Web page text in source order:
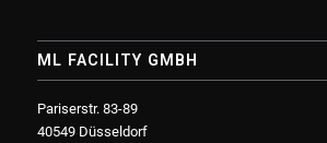
ML FACILITY GMBH
Pariserstr. 83-89
40549 Düsseldorf